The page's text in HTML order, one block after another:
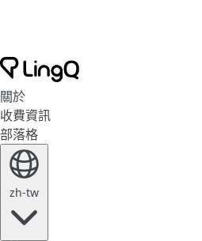
關於
收費資訊
部落格
zh-tw